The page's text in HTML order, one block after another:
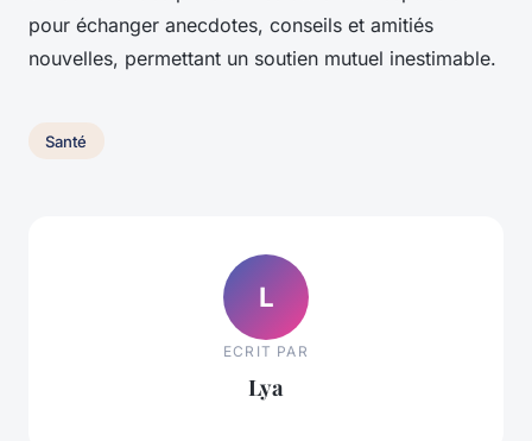
pour échanger anecdotes, conseils et amitiés
nouvelles, permettant un soutien mutuel inestimable.
Santé
L
ECRIT PAR
Lya